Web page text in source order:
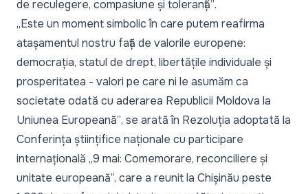
de reculegere, compasiune și toleranță”.
„Este un moment simbolic în care putem reafirma
atașamentul nostru față de valorile europene:
democrația, statul de drept, libertățile individuale și
prosperitatea - valori pe care ni le asumăm ca
societate odată cu aderarea Republicii Moldova la
Uniunea Europeană”, se arată în Rezoluția adoptată la
Conferința științifice naționale cu participare
internațională „9 mai: Comemorare, reconciliere și
unitate europeană”, care a reunit la Chișinău peste